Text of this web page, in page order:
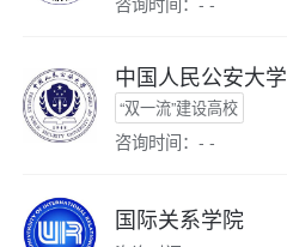
中国人民公安大学
“双一流”建设高校
咨询时间：- -
国际关系学院